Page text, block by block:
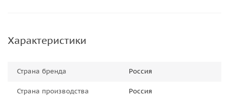
Характеристики
Страна бренда Россия
Страна производства Россия